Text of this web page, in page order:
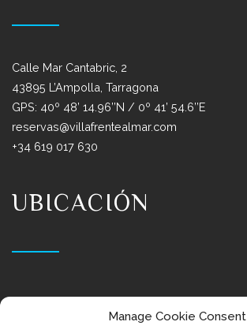
Manage Cookie Consent
Calle Mar Cantabric, 2
43895 L’Ampolla, Tarragona
GPS: 40º 48’ 14.96’’N / 0º 41’ 54.6’’E
reservas@villafrentealmar.com
+34 619 017 630
UBICACIÓN